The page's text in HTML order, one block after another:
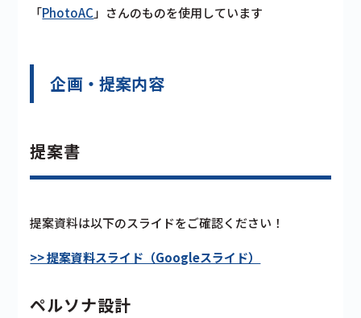
「PhotoAC」さんのものを使用しています
企画・提案内容
提案書
提案資料は以下のスライドをご確認ください！
>> 提案資料スライド（Googleスライド）
ペルソナ設計